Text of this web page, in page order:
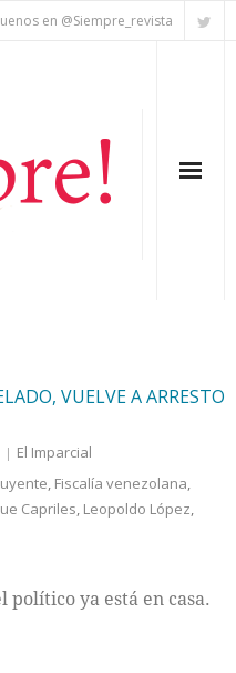
en @Siempre_revista
VUELVE A ARRESTO
El Imparcial
, Fiscalía venezolana,
Capriles, Leopoldo López,
político ya está en casa.